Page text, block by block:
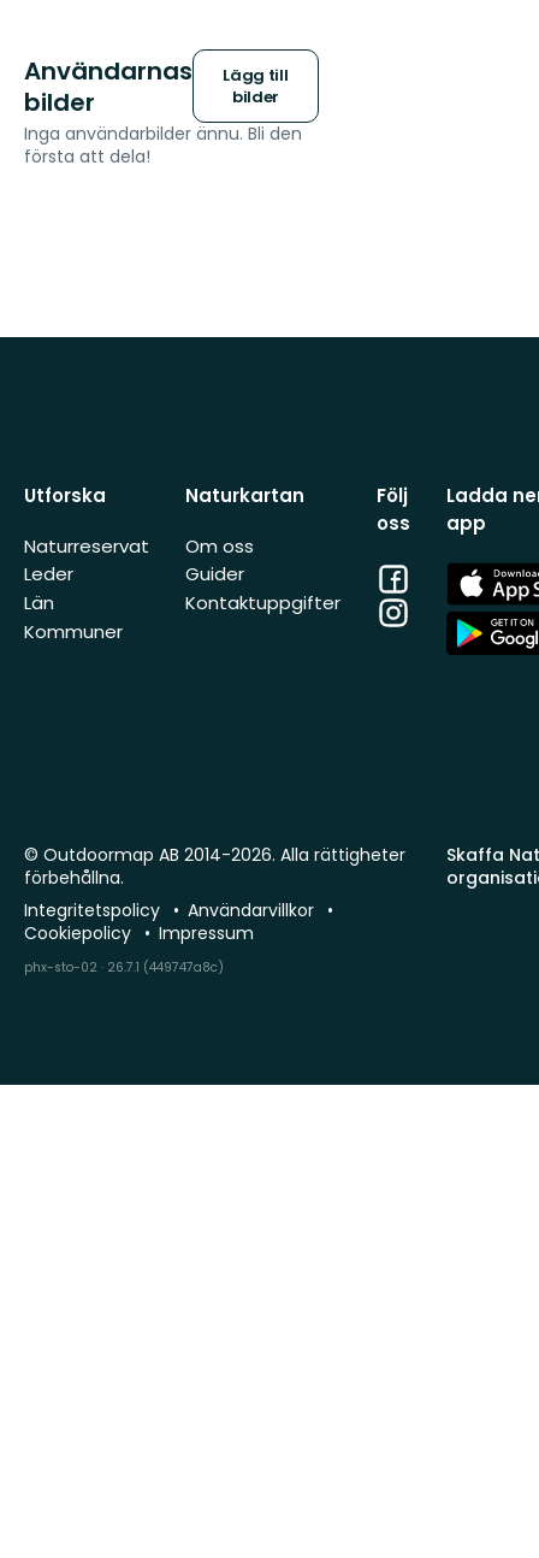
Användarnas
bilder
Lägg till
bilder
Inga användarbilder ännu. Bli den
första att dela!
Utforska
Naturreservat
Leder
Län
Kommuner
Naturkartan
Om oss
Guider
Kontaktuppgifter
Följ
oss
Facebook
Instagram
Ladda
app
App
Store
App
Store
Skaffa
© Outdoormap AB 2014-2026. Alla rättigheter
förbehållna.
Integritetspolicy
Användarvillkor
Cookiepolicy
Impressum
phx-sto-02 · 26.7.1 (449747a8c)